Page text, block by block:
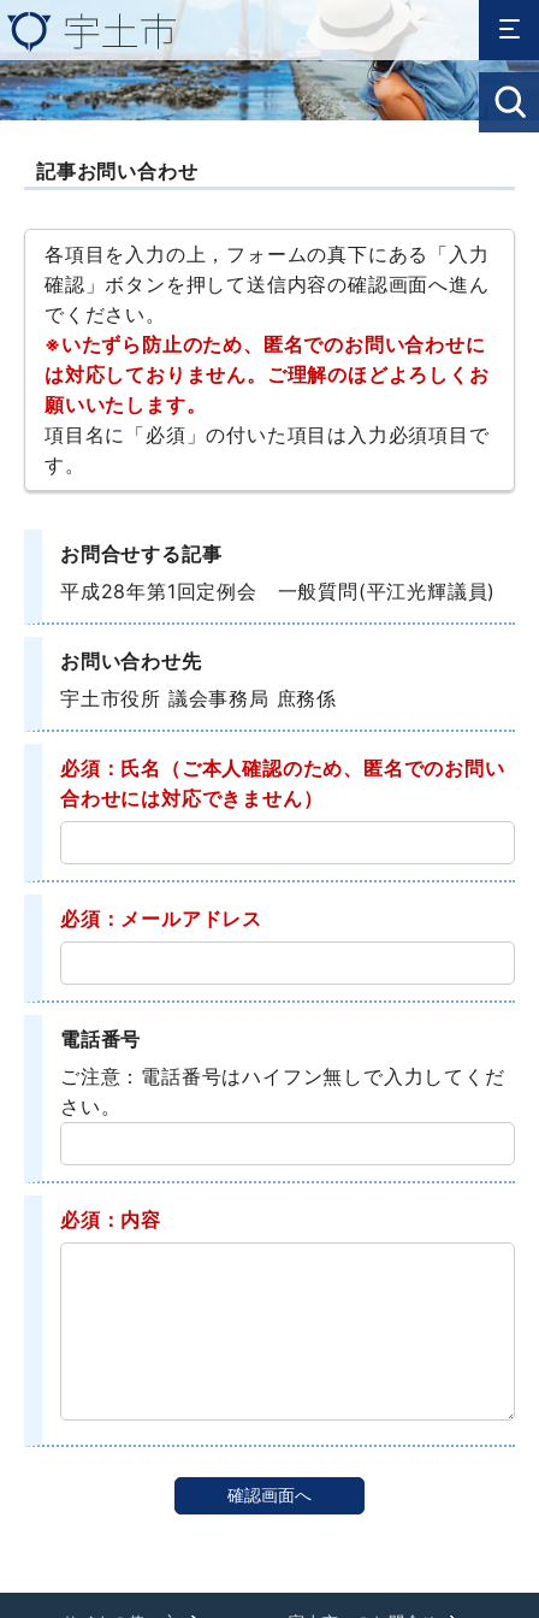
記事お問い合わせ
各項目を入力の上，フォームの真下にある「入力
確認」ボタンを押して送信内容の確認画面へ進ん
でください。
※いたずら防止のため、匿名でのお問い合わせに
は対応しておりません。ご理解のほどよろしくお
願いいたします。
項目名に「必須」の付いた項目は入力必須項目で
す。
お問合せする記事
平成28年第1回定例会 一般質問(平江光輝議員)
お問い合わせ先
宇土市役所 議会事務局 庶務係
必須：氏名
（ご本人確認のため、匿名でのお問い
合わせには対応できません）
必須：メールアドレス
電話番号
ご注意：電話番号はハイフン無しで入力してくだ
さい。
必須：内容